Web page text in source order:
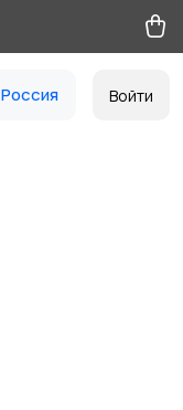
Россия Войти